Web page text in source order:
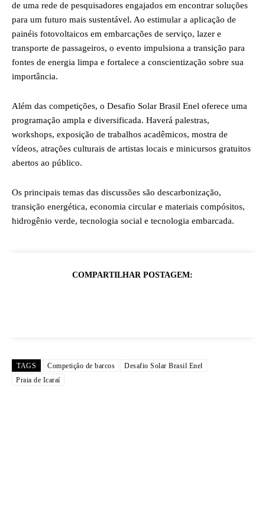
de uma rede de pesquisadores engajados em encontrar soluções
para um futuro mais sustentável. Ao estimular a aplicação de
painéis fotovoltaicos em embarcações de serviço, lazer e
transporte de passageiros, o evento impulsiona a transição para
fontes de energia limpa e fortalece a conscientização sobre sua
importância.
Além das competições, o Desafio Solar Brasil Enel oferece uma
programação ampla e diversificada. Haverá palestras,
workshops, exposição de trabalhos acadêmicos, mostra de
vídeos, atrações culturais de artistas locais e minicursos gratuitos
abertos ao público.
Os principais temas das discussões são descarbonização,
transição energética, economia circular e materiais compósitos,
hidrogênio verde, tecnologia social e tecnologia embarcada.
COMPARTILHAR POSTAGEM:
TAGS Competição de barcos
Desafio Solar Brasil Enel
Praia de Icaraí